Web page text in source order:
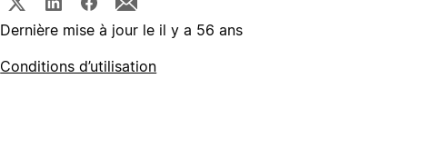
Dernière mise à jour le il y a 56 ans
Conditions d’utilisation